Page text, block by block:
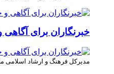
خبرنگاران برای
مدیرکل فرهنگ و ارشاد اسلامی